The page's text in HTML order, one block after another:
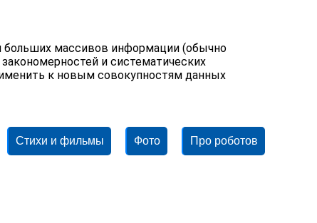
больших массивов информации (обычно
и систематических
к новым совокупностям данных
Стихи и фильмы Фото Про роботов